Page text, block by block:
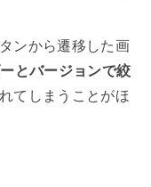
ンから遷移した画
とバージョンで絞
てしまうことがほ